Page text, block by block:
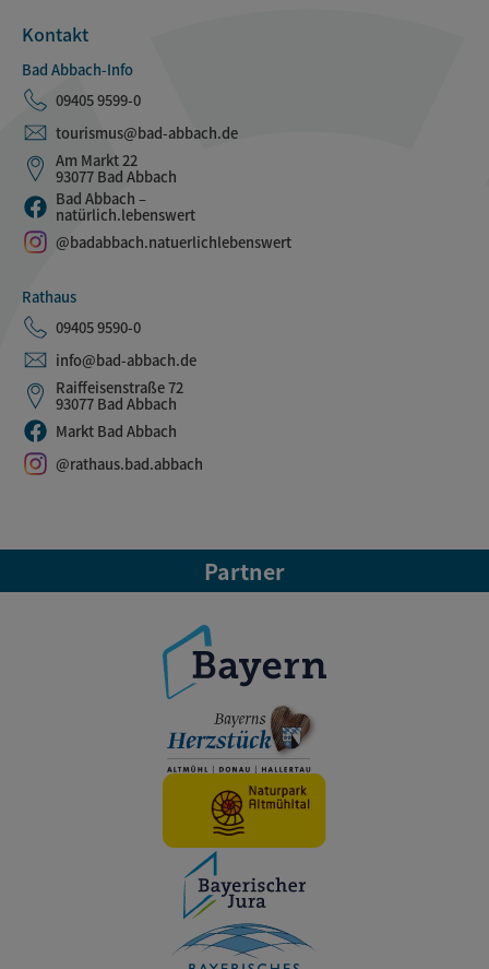
Kontakt
Bad Abbach-Info
09405 9599-0
tourismus@bad-abbach.de
Am Markt 22
93077 Bad Abbach
Bad Abbach –
natürlich.lebenswert
@badabbach.natuerlichlebenswert
Rathaus
09405 9590-0
info@bad-abbach.de
Raiffeisenstraße 72
93077 Bad Abbach
Markt Bad Abbach
@rathaus.bad.abbach
Partner